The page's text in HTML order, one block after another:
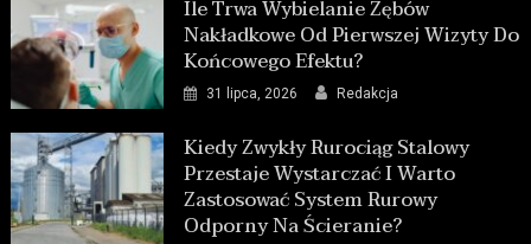
Ile Trwa Wybielanie Zębów
Nakładkowe Od Pierwszej Wizyty Do
Końcowego Efektu?
31 lipca, 2026 Redakcja
Kiedy Zwykły Rurociąg Stalowy
Przestaje Wystarczać I Warto
Zastosować System Rurowy
Odporny Na Ścieranie?